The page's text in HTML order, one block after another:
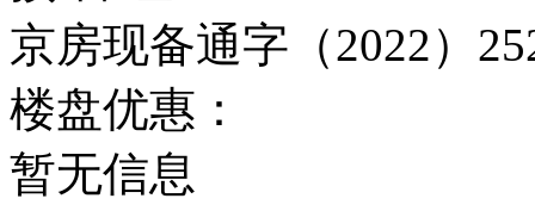
京房现备通字（2022）
楼盘优惠：
暂无信息